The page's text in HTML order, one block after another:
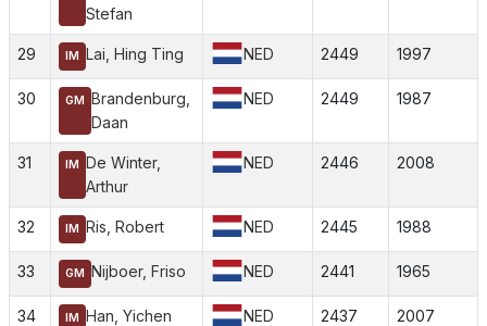
Stefan
29 IM Lai, Hing Ting NED 2449 1997
30 GM Brandenburg,
Daan
NED 2449 1987
31 IM De Winter,
Arthur
NED 2446 2008
32 IM Ris, Robert NED 2445 1988
33 GM Nijboer, Friso NED 2441 1965
34 IM Han, Yichen NED 2437 2007